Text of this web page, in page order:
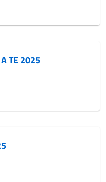
A TE 2025